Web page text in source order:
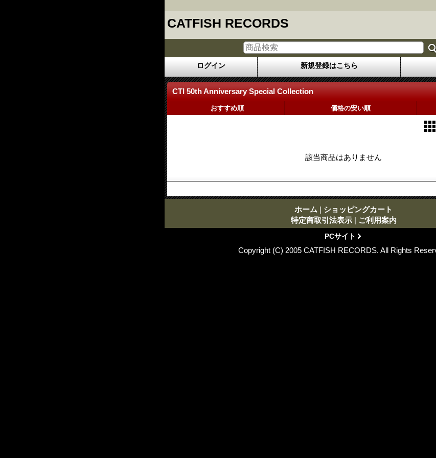
CATFISH RECORDS
ログイン 新規登録はこちら
CTI 50th Anniversary Special Collection
おすすめ順 価格の安い順
該当商品はありません
ホーム | ショッピングカート
特定商取引法表示 | ご利用案内
PCサイト
Copyright (C) 2005 CATFISH RECORDS. All Rights